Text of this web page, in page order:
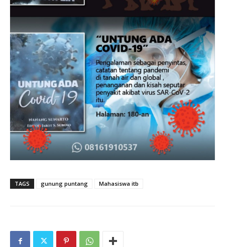
TAGS gunung puntang Mahasiswa itb